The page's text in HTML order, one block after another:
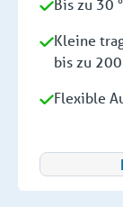
Kleine
bis zu
Flexible